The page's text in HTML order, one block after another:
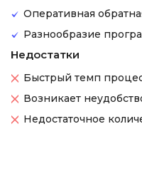
Оперативная
Разнообразие
Недостатки
Быстрый темп
Возникает
Недостаточное